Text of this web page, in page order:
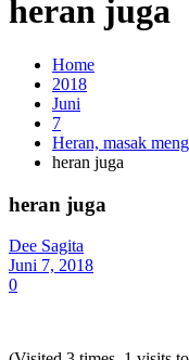
heran juga
Home
2018
Juni
7
Heran, masak
heran juga
heran juga
Dee Sagita
Juni 7, 2018
0